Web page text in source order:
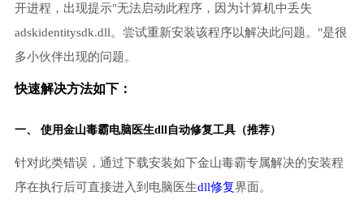
开进程，出现提示"无法启动此程序，因为计算机中丢失
adskidentitysdk.dll。尝试重新安装该程序以解决此问题。"是很
多小伙伴出现的问题。
快速解决方法如下：
一、 使用金山毒霸电脑医生dll自动修复工具（推荐）
针对此类错误，通过下载安装如下金山毒霸专属解决的安装程
序在执行后可直接进入到电脑医生dll修复界面。